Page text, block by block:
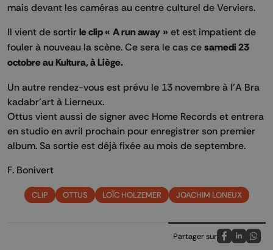
mais devant les caméras au centre culturel de Verviers.
Il vient de sortir le clip « A run away » et est impatient de
fouler à nouveau la scène. Ce sera le cas ce samedi 23
octobre au Kultura, à Liège.
Un autre rendez-vous est prévu le 13 novembre à l’A Bra
kadabr’art à Lierneux.
Ottus vient aussi de signer avec Home Records et entrera
en studio en avril prochain pour enregistrer son premier
album. Sa sortie est déjà fixée au mois de septembre.
F. Bonivert
CLIP OTTUS LOÏC HOLZEMER JOACHIM LONEUX
Partager sur
Partagez sur
Partagez